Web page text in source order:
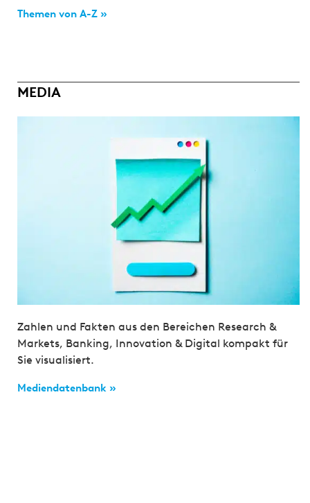
Themen von A-Z »
MEDIA
Zahlen und Fakten aus den Bereichen Research &
Markets, Banking, Innovation & Digital kompakt für
Sie visualisiert.
Mediendatenbank »